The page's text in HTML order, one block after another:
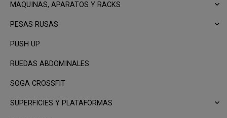
MAQUINAS, APARATOS Y RACKS
PESAS RUSAS
PUSH UP
RUEDAS ABDOMINALES
SOGA CROSSFIT
SUPERFICIES Y PLATAFORMAS